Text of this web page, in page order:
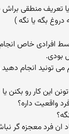
تعریف منطقی براش
بگه یا نگه )
خاص انجام
بودی.
انجام دهید
این كار رو بكنن
واقعیت داره؟
معجزه گر